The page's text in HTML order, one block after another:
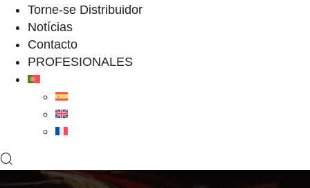
Torne-se Distribuidor
Notícias
Contacto
PROFESIONALES